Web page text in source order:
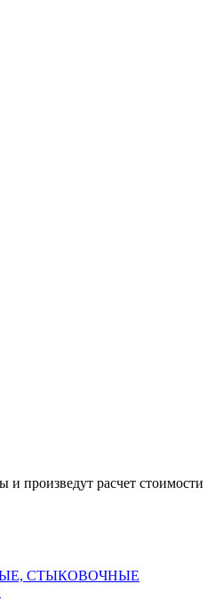
произведут расчет
СТЫКОВОЧНЫЕ